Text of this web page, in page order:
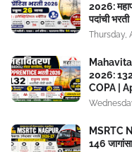
2026:
पदांची भरती
Thursday,
2026:
COPA |
MSRTC
146